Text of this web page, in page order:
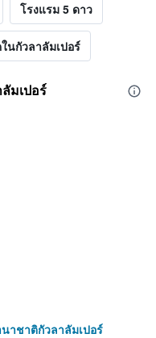
โรงแรม 5 ดาว
นกัวลาลัมเปอร์
มเปอร์
าชาติกัวลาลัมเปอร์